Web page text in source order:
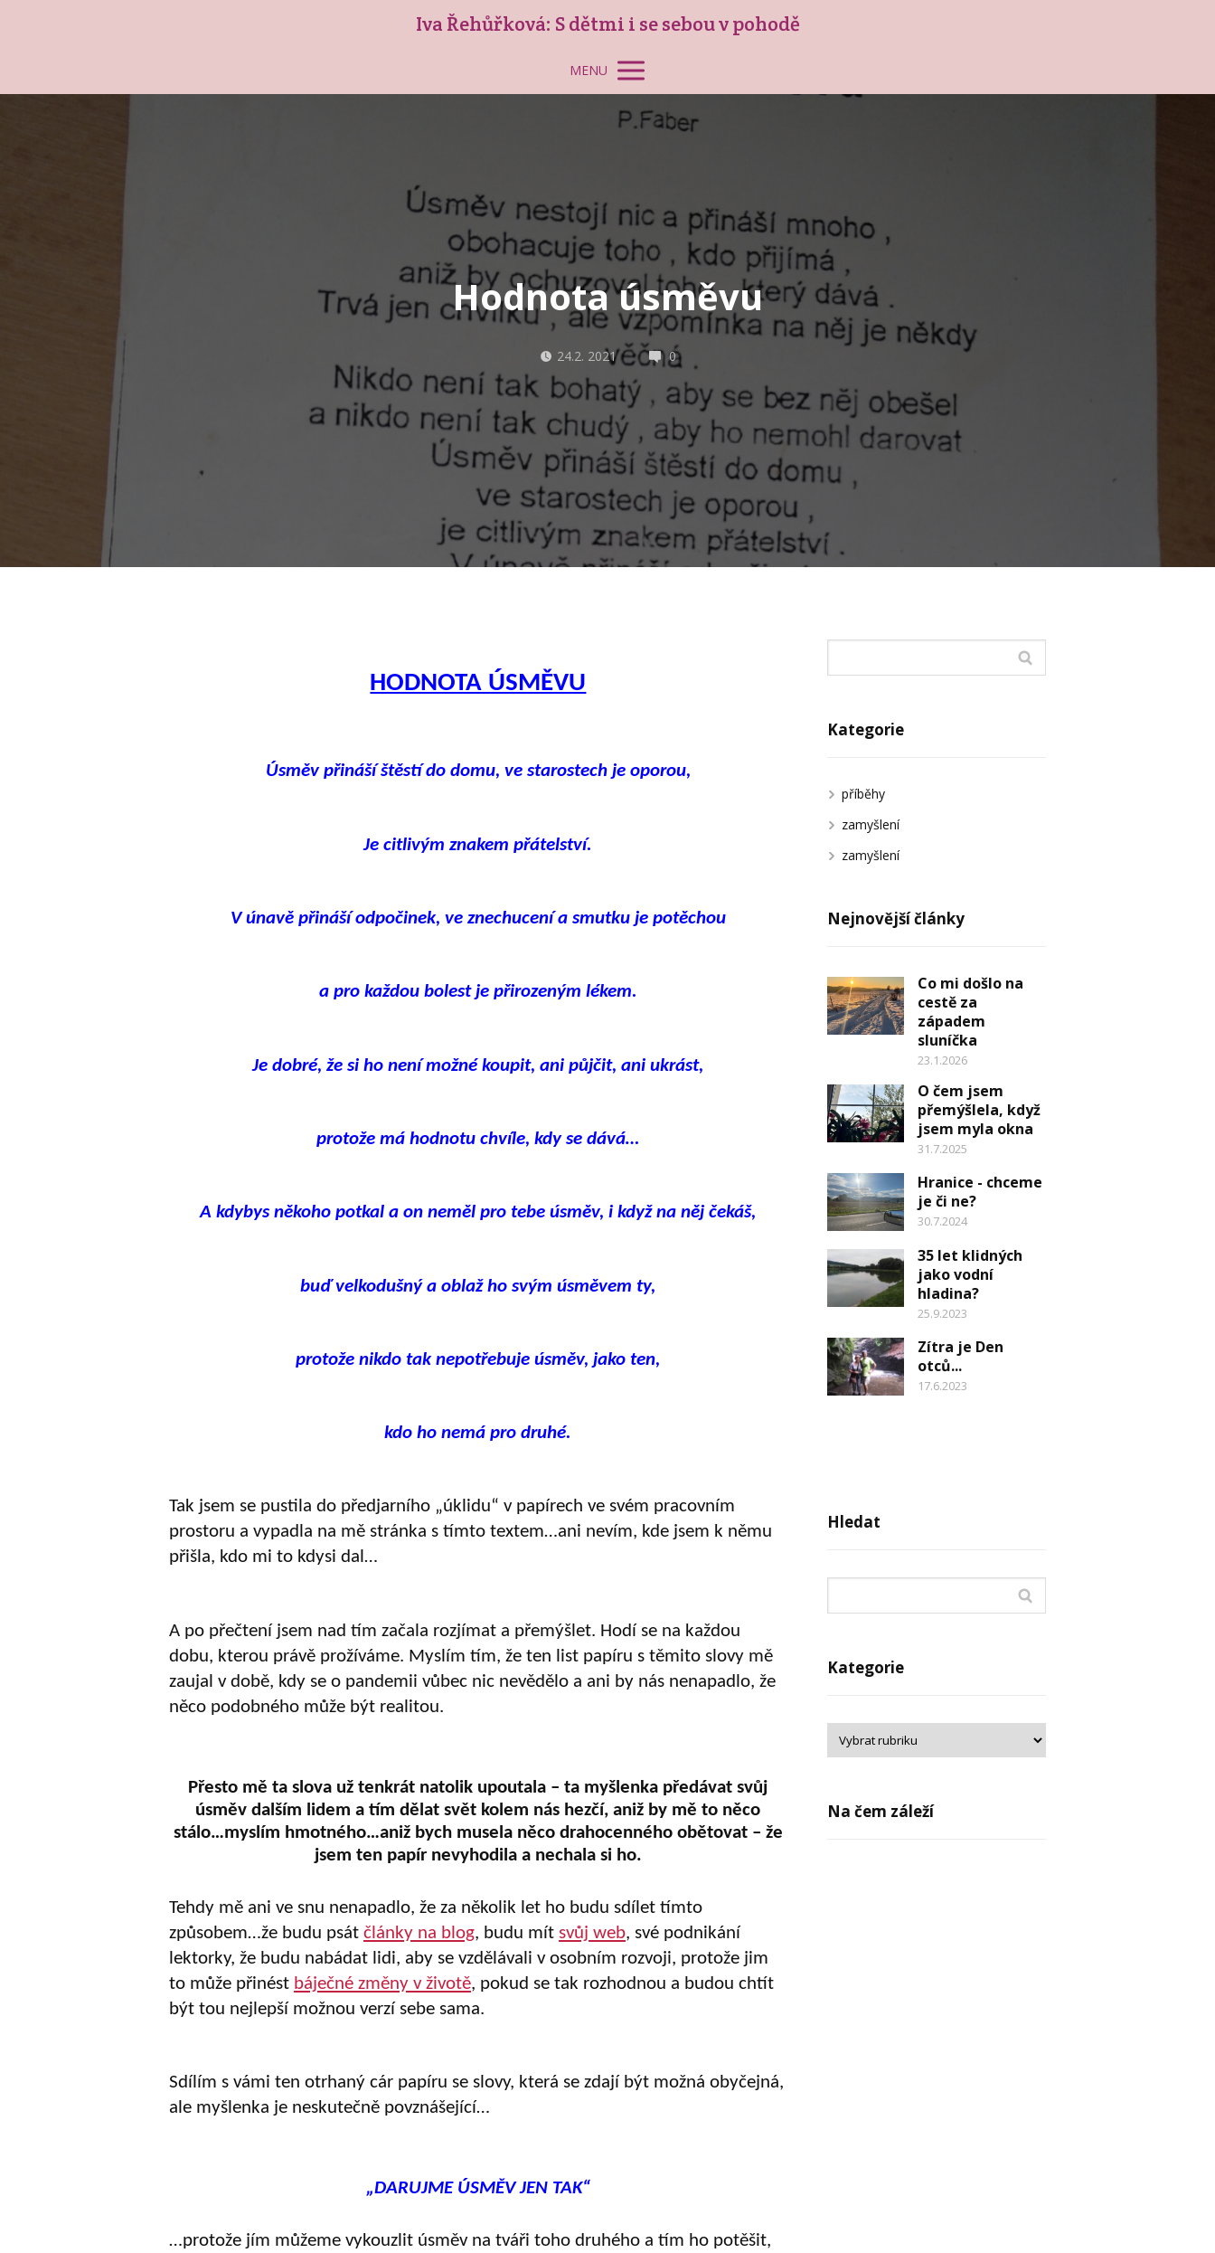
Iva Řehůřková: S dětmi i se sebou v pohodě
MENU
Hodnota úsměvu
24.2. 2021 0
HODNOTA ÚSMĚVU
Úsměv přináší štěstí do domu, ve starostech je oporou,
Je citlivým znakem přátelství.
V únavě přináší odpočinek, ve znechucení a smutku je potěchou
a pro každou bolest je přirozeným lékem.
Je dobré, že si ho není možné koupit, ani půjčit, ani ukrást,
protože má hodnotu chvíle, kdy se dává…
A kdybys někoho potkal a on neměl pro tebe úsměv, i když na něj čekáš,
buď velkodušný a oblaž ho svým úsměvem ty,
protože nikdo tak nepotřebuje úsměv, jako ten,
kdo ho nemá pro druhé.
Tak jsem se pustila do předjarního „úklidu“ v papírech ve svém pracovním
prostoru a vypadla na mě stránka s tímto textem…ani nevím, kde jsem k němu
přišla, kdo mi to kdysi dal…
A po přečtení jsem nad tím začala rozjímat a přemýšlet. Hodí se na každou
dobu, kterou právě prožíváme. Myslím tím, že ten list papíru s těmito slovy mě
zaujal v době, kdy se o pandemii vůbec nic nevědělo a ani by nás nenapadlo, že
něco podobného může být realitou.
Přesto mě ta slova už tenkrát natolik upoutala –ta myšlenka předávat svůj
úsměv dalším lidem a tím dělat svět kolem nás hezčí, aniž by mě to něco
stálo…myslím hmotného…aniž bych musela něco drahocenného obětovat – že
jsem ten papír nevyhodila a nechala si ho.
Tehdy mě ani ve snu nenapadlo, že za několik let ho budu sdílet tímto
způsobem…že budu psát články na blog, budu mít svůj web, své podnikání
lektorky, že budu nabádat lidi, aby se vzdělávali v osobním rozvoji, protože jim
to může přinést báječné změny v životě, pokud se tak rozhodnou a budou chtít
být tou nejlepší možnou verzí sebe sama.
Sdílím s vámi ten otrhaný cár papíru se slovy, která se zdají být možná obyčejná,
ale myšlenka je neskutečně povznášející…
„DARUJME ÚSMĚV JEN TAK“
…protože jím můžeme vykouzlit úsměv na tváři toho druhého a tím ho potěšit,
Kategorie
příběhy
zamyšlení
zamyšlení
Nejnovější články
Co mi došlo na
cestě za
západem
sluníčka
23.1.2026
O čem jsem
přemýšlela, když
jsem myla okna
31.7.2025
Hranice - chceme
je či ne?
30.7.2024
35 let klidných
jako vodní
hladina?
25.9.2023
Zítra je Den
otců...
17.6.2023
Hledat
Kategorie
Na čem záleží